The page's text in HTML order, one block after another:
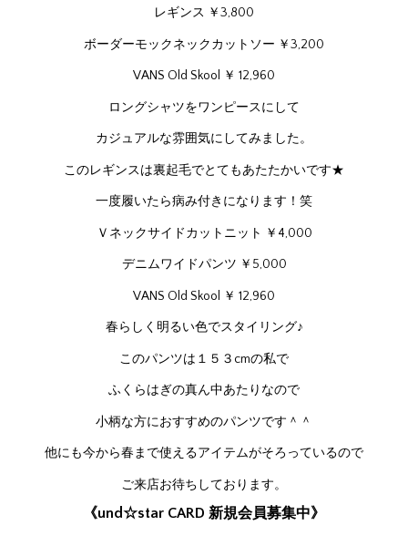
レギンス ￥3,800
ボーダーモックネックカットソー ￥3,200
VANS Old Skool ￥ 12,960
ロングシャツをワンピースにして
カジュアルな雰囲気にしてみました。
このレギンスは裏起毛でとてもあたたかいです★
一度履いたら病み付きになります！笑
Ｖネックサイドカットニット ￥4,000
デニムワイドパンツ ￥5,000
VANS Old Skool ￥ 12,960
春らしく明るい色でスタイリング♪
このパンツは１５３cmの私で
ふくらはぎの真ん中あたりなので
小柄な方におすすめのパンツです＾＾
他にも今から春まで使えるアイテムがそろっているので
ご来店お待ちしております。
《und☆star CARD 新規会員募集中》